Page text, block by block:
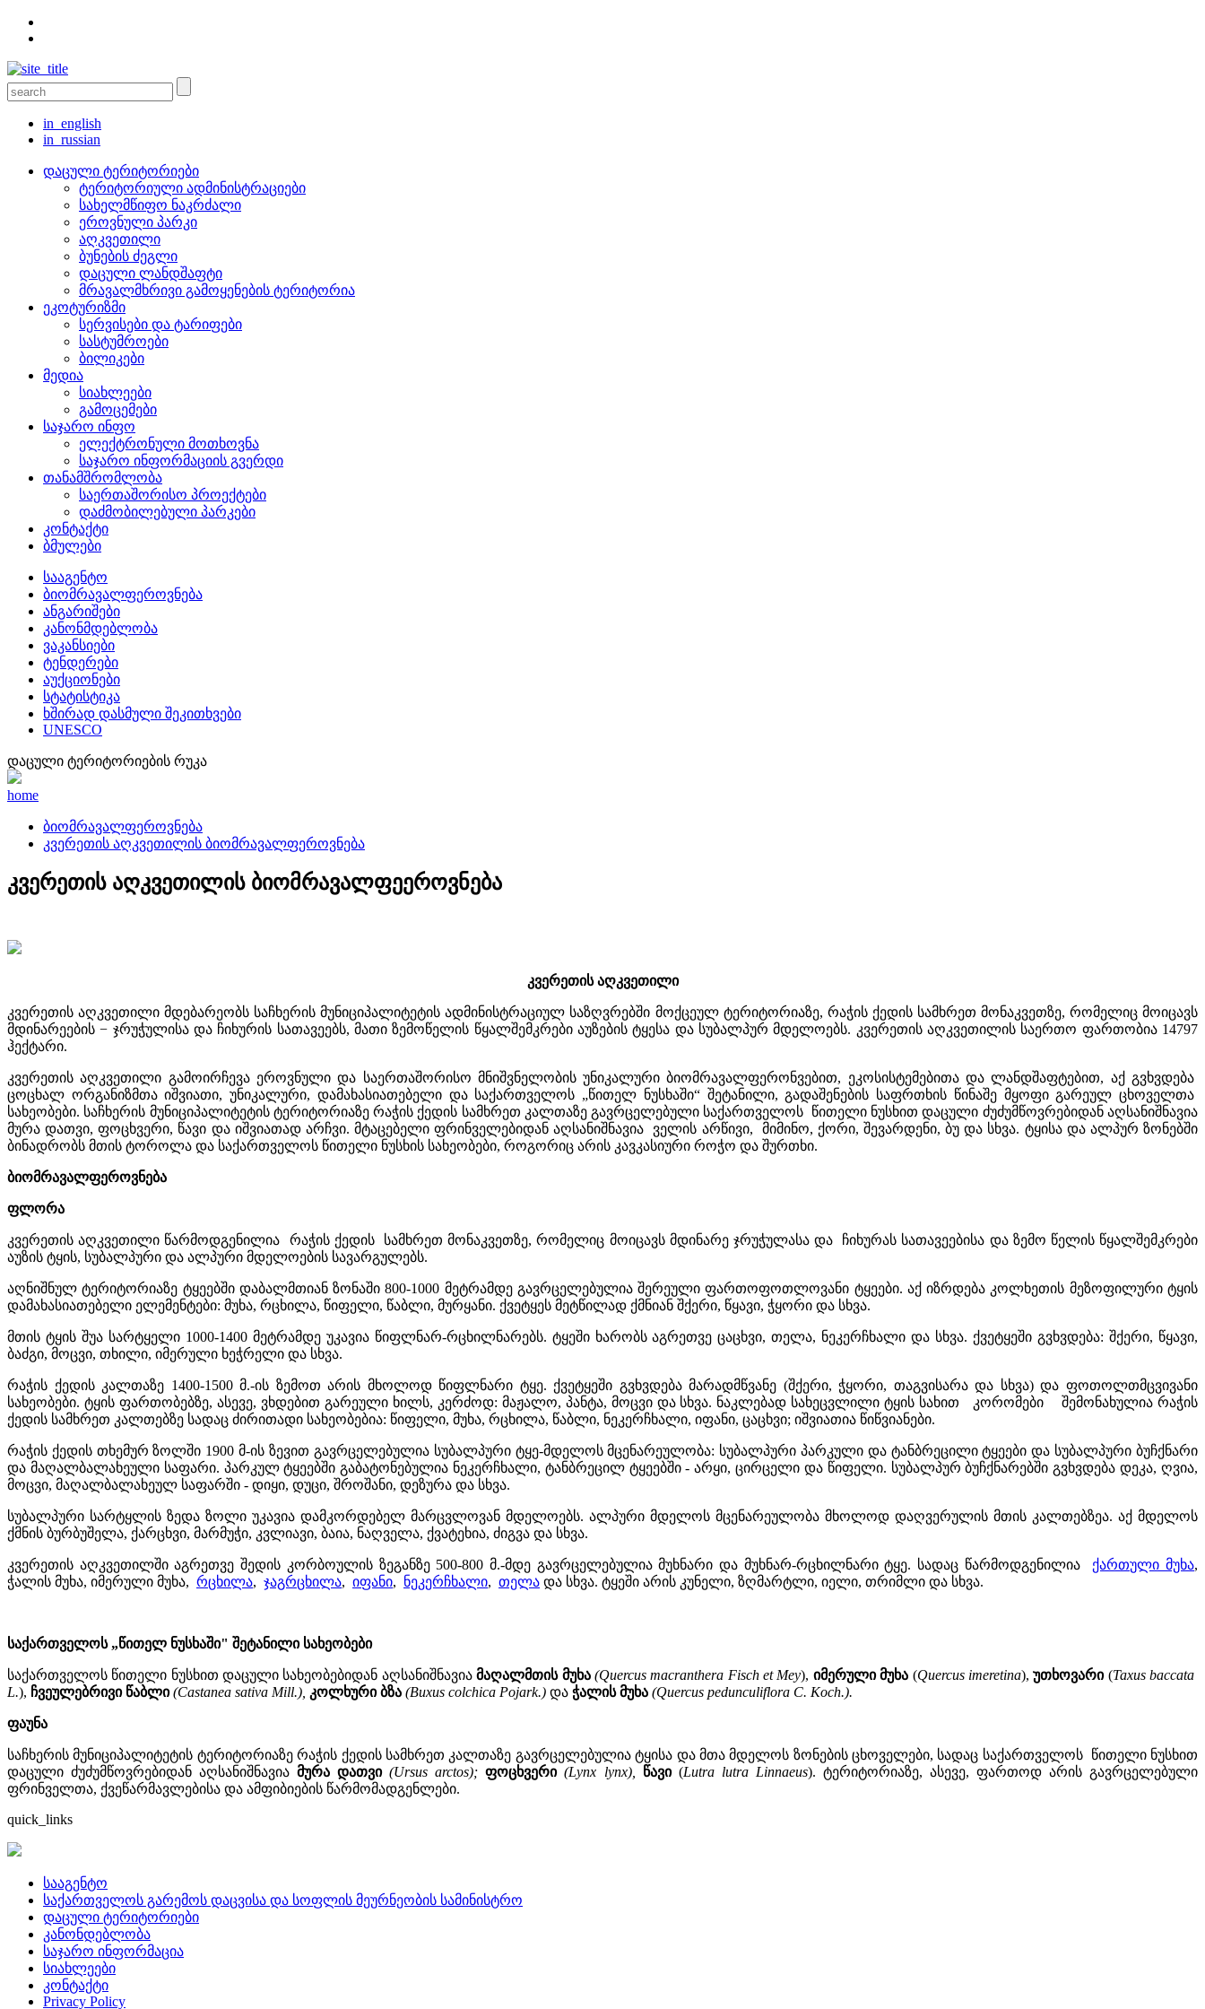
in_english
in_russian
დაცული ტერიტორიები
ტერიტორიული ადმინისტრაციები
სახელმწიფო ნაკრძალი
ეროვნული პარკი
აღკვეთილი
ბუნების ძეგლი
დაცული ლანდშაფტი
მრავალმხრივი გამოყენების ტერიტორია
ეკოტურიზმი
სერვისები და ტარიფები
სასტუმროები
ბილიკები
მედია
სიახლეები
გამოცემები
საჯარო ინფო
ელექტრონული მოთხოვნა
საჯარო ინფორმაციის გვერდი
თანამშრომლობა
საერთაშორისო პროექტები
დაძმობილებული პარკები
კონტაქტი
ბმულები
სააგენტო
ბიომრავალფეროვნება
ანგარიშები
კანონმდებლობა
ვაკანსიები
ტენდერები
აუქციონები
სტატისტიკა
ხშირად დასმული შეკითხვები
UNESCO
დაცული ტერიტორიების რუკა
home
ბიომრავალფეროვნება
კვერეთის აღკვეთილის ბიომრავალფეროვნება
კვერეთის აღკვეთილის ბიომრავალფეეროვნება
კვერეთის აღკვეთილი
კვერეთის აღკვეთილი მდებარეობს საჩხერის მუნიციპალიტეტის ადმინისტრაციულ საზღვრებში მოქცეულ ტერიტორიაზე, რაჭის ქედის სამხრეთ მონაკვეთზე, რომელიც მოიცავს
მდინარეების − ჯრუჭულისა და ჩიხურის სათავეებს, მათი ზემოწელის წყალშემკრები აუზების ტყესა და სუბალპურ მდელოებს. კვერეთის აღკვეთილის საერთო ფართობია 14797
ჰექტარი.
კვერეთის აღკვეთილი გამოირჩევა ეროვნული და საერთაშორისო მნიშვნელობის უნიკალური ბიომრავალფერონვებით, ეკოსისტემებითა და ლანდშაფტებით, აქ გვხვდება
ცოცხალ ორგანიზმთა იშვიათი, უნიკალური, დამახასიათებელი და საქართველოს „წითელ ნუსხაში“ შეტანილი, გადაშენების საფრთხის წინაშე მყოფი გარეულ ცხოველთა
სახეობები. საჩხერის მუნიციპალიტეტის ტერიტორიაზე რაჭის ქედის სამხრეთ კალთაზე გავრცელებული საქართველოს წითელი ნუსხით დაცული ძუძუმწოვრებიდან აღსანიშნავია
მურა დათვი, ფოცხვერი, წავი და იშვიათად არჩვი. მტაცებელი ფრინველებიდან აღსანიშნავია ველის არწივი, მიმინო, ქორი, შევარდენი, ბუ და სხვა. ტყისა და ალპურ ზონებში
ბინადრობს მთის ტოროლა და საქართველოს წითელი ნუსხის სახეობები, როგორიც არის კავკასიური როჭო და შურთხი.
ბიომრავალფეროვნება
ფლორა
კვერეთის აღკვეთილი წარმოდგენილია რაჭის ქედის სამხრეთ მონაკვეთზე, რომელიც მოიცავს მდინარე ჯრუჭულასა და ჩიხურას სათავეებისა და ზემო წელის წყალშემკრები
აუზის ტყის, სუბალპური და ალპური მდელოების სავარგულებს.
აღნიშნულ ტერიტორიაზე ტყეებში დაბალმთიან ზონაში 800-1000 მეტრამდე გავრცელებულია შერეული ფართოფოთლოვანი ტყეები. აქ იზრდება კოლხეთის მეზოფილური ტყის
დამახასიათებელი ელემენტები: მუხა, რცხილა, წიფელი, წაბლი, მურყანი. ქვეტყეს მეტწილად ქმნიან შქერი, წყავი, ჭყორი და სხვა.
მთის ტყის შუა სარტყელი 1000-1400 მეტრამდე უკავია წიფლნარ-რცხილნარებს. ტყეში ხარობს აგრეთვე ცაცხვი, თელა, ნეკერჩხალი და სხვა. ქვეტყეში გვხვდება: შქერი, წყავი,
ბაძგი, მოცვი, თხილი, იმერული ხეჭრელი და სხვა.
რაჭის ქედის კალთაზე 1400-1500 მ.-ის ზემოთ არის მხოლოდ წიფლნარი ტყე. ქვეტყეში გვხვდება მარადმწვანე (შქერი, ჭყორი, თაგვისარა და სხვა) და ფოთოლთმცვივანი
სახეობები. ტყის ფართობებზე, ასევე, ვხდებით გარეული ხილს, კერძოდ: მაჟალო, პანტა, მოცვი და სხვა. ნაკლებად სახეცვლილი ტყის სახით კორომები შემონახულია რაჭის
ქედის სამხრეთ კალთებზე სადაც ძირითადი სახეობებია: წიფელი, მუხა, რცხილა, წაბლი, ნეკერჩხალი, იფანი, ცაცხვი; იშვიათია წიწვიანები.
რაჭის ქედის თხემურ ზოლში 1900 მ-ის ზევით გავრცელებულია სუბალპური ტყე-მდელოს მცენარეულობა: სუბალპური პარკული და ტანბრეცილი ტყეები და სუბალპური ბუჩქნარი
და მაღალბალახეული საფარი. პარკულ ტყეებში გაბატონებულია ნეკერჩხალი, ტანბრეცილ ტყეებში - არყი, ცირცელი და წიფელი. სუბალპურ ბუჩქნარებში გვხვდება დეკა, ღვია,
მოცვი, მაღალბალახეულ საფარში - დიყი, დუცი, შროშანი, დეზურა და სხვა.
სუბალპური სარტყლის ზედა ზოლი უკავია დამკორდებელ მარცვლოვან მდელოებს. ალპური მდელოს მცენარეულობა მხოლოდ დაღვერულის მთის კალთებზეა. აქ მდელოს
ქმნის ბურბუშელა, ქარცხვი, მარმუჭი, კვლიავი, ბაია, ნაღველა, ქვატეხია, ძიგვა და სხვა.
კვერეთის აღკვეთილში აგრეთვე შედის კორბოულის ზეგანზე 500-800 მ.-მდე გავრცელებულია მუხნარი და მუხნარ-რცხილნარი ტყე. სადაც წარმოდგენილია ქართული მუხა,
ჭალის მუხა, იმერული მუხა, რცხილა, ჯაგრცხილა, იფანი, ნეკერჩხალი, თელა და სხვა. ტყეში არის კუნელი, ზღმარტლი, იელი, თრიმლი და სხვა.
საქართველოს„წითელ ნუსხაში" შეტანილი სახეობები
საქართველოს წითელი ნუსხით დაცული სახეობებიდან აღსანიშნავიამაღალმთის მუხა (Quercus macranthera Fisch et Mey), იმერული მუხა (Quercus imeretina),უთხოვარი(Taxus baccata
L.), ჩვეულებრივი წაბლი (Castanea sativa Mill.), კოლხური ბზა (Buxus colchica Pojark.) და ჭალის მუხა (Quercus pedunculiflora C. Koch.).
ფაუნა
საჩხერის მუნიციპალიტეტის ტერიტორიაზე რაჭის ქედის სამხრეთ კალთაზე გავრცელებულია ტყისა და მთა მდელოს ზონების ცხოველები, სადაც საქართველოს წითელი ნუსხით
დაცული ძუძუმწოვრებიდან აღსანიშნავიამურა დათვი (Ursus arctos); ფოცხვერი (Lynx lynx), წავი(Lutra lutra Linnaeus). ტერიტორიაზე, ასევე, ფართოდ არის გავრცელებული
ფრინველთა, ქვეწარმავლებისა და ამფიბიების წარმომადგენლები.
quick_links
სააგენტო
საქართველოს გარემოს დაცვისა და სოფლის მეურნეობის სამინისტრო
დაცული ტერიტორიები
კანონდებლობა
საჯარო ინფორმაცია
სიახლეები
კონტაქტი
Privacy Policy